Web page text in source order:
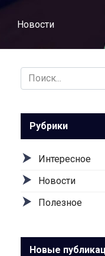
Новости
Search
for:
Рубрики
Интересное
Новости
Полезное
Новые